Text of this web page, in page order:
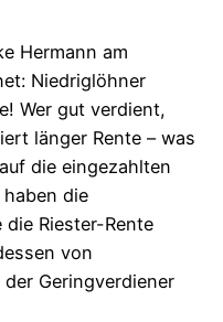
Hermann am
Niedriglöhner
Wer gut verdient,
länger Rente – was
die eingezahlten
die
Riester-Rente
von
Geringverdiener